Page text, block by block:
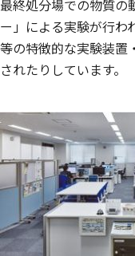
最終処分場での物質の
ー」による実験が行わ
等の特徴的な実験装置
されたりしています。